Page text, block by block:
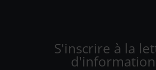
S'inscrire à la
d'information